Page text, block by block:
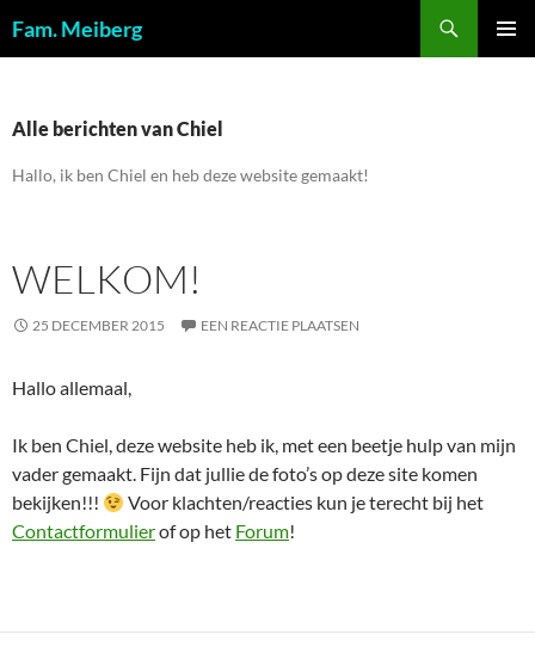
naar
Fam. Meiberg
Alle berichten van Chiel
Hallo, ik ben Chiel en heb deze website gemaakt!
WELKOM!
25 DECEMBER 2015 EEN REACTIE PLAATSEN
Hallo allemaal,
Ik ben Chiel, deze website heb ik, met een beetje hulp van mijn
vader gemaakt. Fijn dat jullie de foto’s op deze site komen
bekijken!!!
Voor klachten/reacties kun je terecht bij het
Contactformulierof op het Forum!